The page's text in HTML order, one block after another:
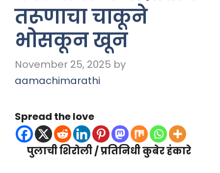
तरूणाचा चाकूने
भोसकून खून
November 25, 2025 by
aamachimarathi
Spread the love
पुलाची शिरोली / प्रतिनिधी कुबेर हंकारे